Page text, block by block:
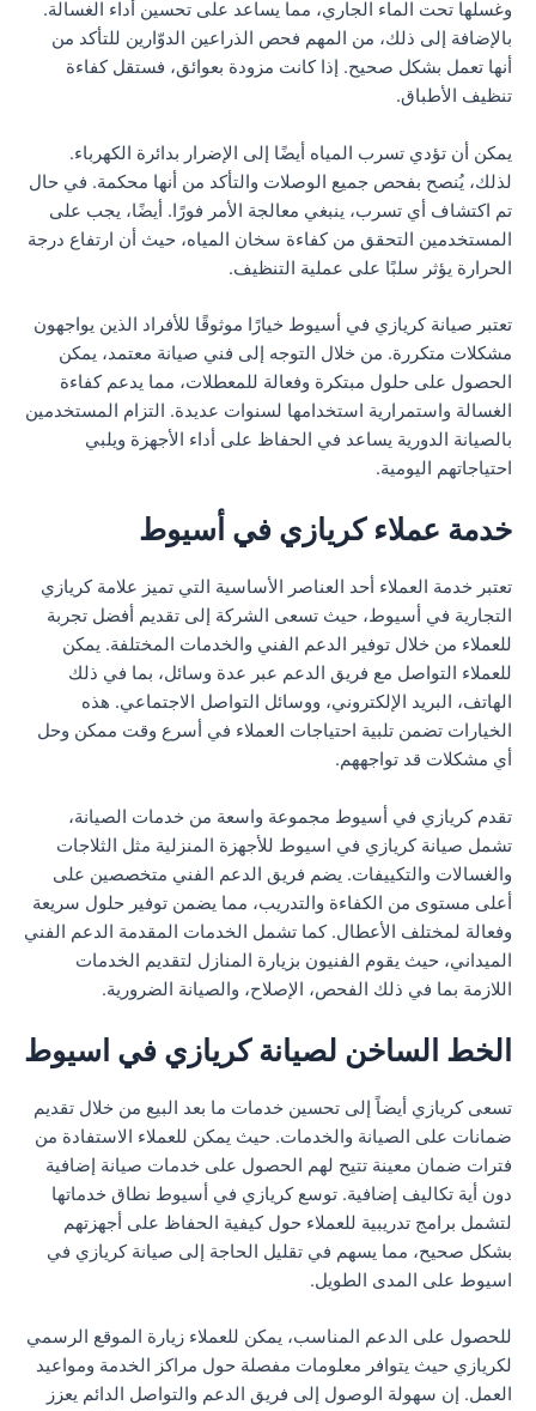
وغسلها تحت الماء الجاري، مما يساعد على تحسين أداء الغسالة.
بالإضافة إلى ذلك، من المهم فحص الذراعين الدوّارين للتأكد من
أنها تعمل بشكل صحيح. إذا كانت مزودة بعوائق، فستقل كفاءة
تنظيف الأطباق.
يمكن أن تؤدي تسرب المياه أيضًا إلى الإضرار بدائرة الكهرباء.
لذلك، يُنصح بفحص جميع الوصلات والتأكد من أنها محكمة. في حال
تم اكتشاف أي تسرب، ينبغي معالجة الأمر فورًا. أيضًا، يجب على
المستخدمين التحقق من كفاءة سخان المياه، حيث أن ارتفاع درجة
الحرارة يؤثر سلبًا على عملية التنظيف.
تعتبر صيانة كريازي في أسيوط خيارًا موثوقًا للأفراد الذين يواجهون
مشكلات متكررة. من خلال التوجه إلى فني صيانة معتمد، يمكن
الحصول على حلول مبتكرة وفعالة للمعطلات، مما يدعم كفاءة
الغسالة واستمرارية استخدامها لسنوات عديدة. التزام المستخدمين
بالصيانة الدورية يساعد في الحفاظ على أداء الأجهزة ويلبي
احتياجاتهم اليومية.
خدمة عملاء كريازي في أسيوط
تعتبر خدمة العملاء أحد العناصر الأساسية التي تميز علامة كريازي
التجارية في أسيوط، حيث تسعى الشركة إلى تقديم أفضل تجربة
للعملاء من خلال توفير الدعم الفني والخدمات المختلفة. يمكن
للعملاء التواصل مع فريق الدعم عبر عدة وسائل، بما في ذلك
الهاتف، البريد الإلكتروني، ووسائل التواصل الاجتماعي. هذه
الخيارات تضمن تلبية احتياجات العملاء في أسرع وقت ممكن وحل
أي مشكلات قد تواجههم.
تقدم كريازي في أسيوط مجموعة واسعة من خدمات الصيانة،
تشمل صيانة كريازي في اسيوط للأجهزة المنزلية مثل الثلاجات
والغسالات والتكييفات. يضم فريق الدعم الفني متخصصين على
أعلى مستوى من الكفاءة والتدريب، مما يضمن توفير حلول سريعة
وفعالة لمختلف الأعطال. كما تشمل الخدمات المقدمة الدعم الفني
الميداني، حيث يقوم الفنيون بزيارة المنازل لتقديم الخدمات
اللازمة بما في ذلك الفحص، الإصلاح، والصيانة الضرورية.
الخط الساخن لصيانة كريازي في اسيوط
تسعى كريازي أيضاً إلى تحسين خدمات ما بعد البيع من خلال تقديم
ضمانات على الصيانة والخدمات. حيث يمكن للعملاء الاستفادة من
فترات ضمان معينة تتيح لهم الحصول على خدمات صيانة إضافية
دون أية تكاليف إضافية. توسع كريازي في أسيوط نطاق خدماتها
لتشمل برامج تدريبية للعملاء حول كيفية الحفاظ على أجهزتهم
بشكل صحيح، مما يسهم في تقليل الحاجة إلى صيانة كريازي في
اسيوط على المدى الطويل.
للحصول على الدعم المناسب، يمكن للعملاء زيارة الموقع الرسمي
لكريازي حيث يتوافر معلومات مفصلة حول مراكز الخدمة ومواعيد
العمل. إن سهولة الوصول إلى فريق الدعم والتواصل الدائم يعزز